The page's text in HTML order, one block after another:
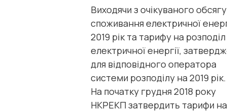
Виходячи з очікуваного обсягу
споживання електричної
2019 рік та тарифу на розподіл
електричної енергії,
для відповідного оператора
системи розподілу на 2019 рік.
На початку грудня 2018 року
НКРЕКП затвердить тарифи на